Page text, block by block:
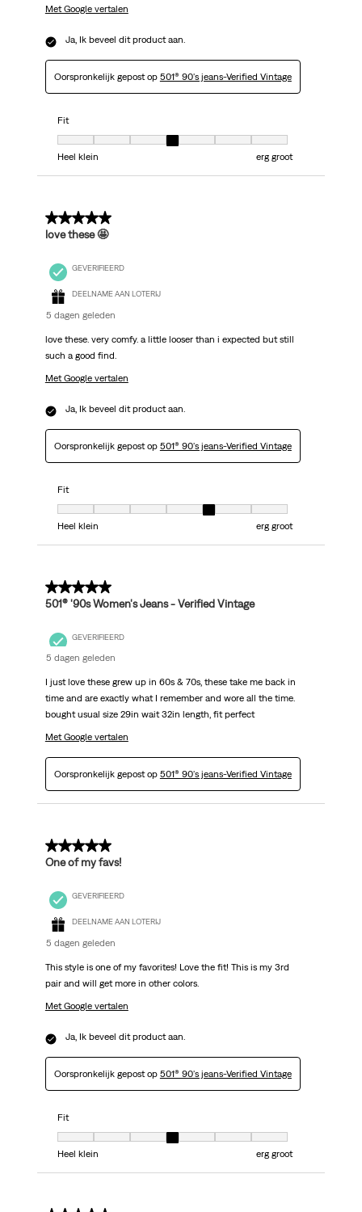
Met Google vertalen
Ja, Ik beveel dit product aan.
Oorspronkelijk gepost op 501® 90's jeans-Verified Vintage
Fit
Fit, 4 van 7, waarbij 1 gelijk is aan Heel klein en 7 gelijk is aan erg groot
Heel klein
erg groot
5 van 5 sterren.
love these 🤩
GEVERIFIEERD
DEELNAME AAN LOTERIJ
5 dagen geleden
love these. very comfy. a little looser than i expected but still
such a good find.
Met Google vertalen
Ja, Ik beveel dit product aan.
Oorspronkelijk gepost op 501® 90's jeans-Verified Vintage
Fit
Fit, 5 van 7, waarbij 1 gelijk is aan Heel klein en 7 gelijk is aan erg groot
Heel klein
erg groot
5 van 5 sterren.
501® '90s Women's Jeans - Verified Vintage
GEVERIFIEERD
5 dagen geleden
I just love these grew up in 60s & 70s, these take me back in
time and are exactly what I remember and wore all the time.
bought usual size 29in wait 32in length, fit perfect
Met Google vertalen
Oorspronkelijk gepost op 501® 90's jeans-Verified Vintage
5 van 5 sterren.
One of my favs!
GEVERIFIEERD
DEELNAME AAN LOTERIJ
5 dagen geleden
This style is one of my favorites! Love the fit! This is my 3rd
pair and will get more in other colors.
Met Google vertalen
Ja, Ik beveel dit product aan.
Oorspronkelijk gepost op 501® 90's jeans-Verified Vintage
Fit
Fit, 4 van 7, waarbij 1 gelijk is aan Heel klein en 7 gelijk is aan erg groot
Heel klein
erg groot